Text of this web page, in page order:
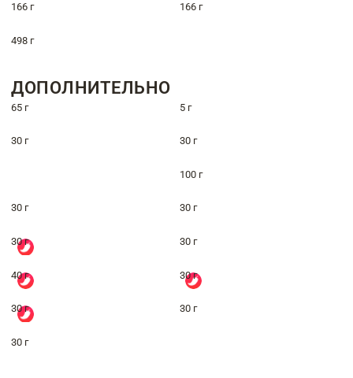
166 г 166 г
498 г
ДОПОЛНИТЕЛЬНО
65 г 5 г
30 г 30 г
100 г
30 г 30 г
30 г 30 г
40 г 30 г
30 г 30 г
30 г